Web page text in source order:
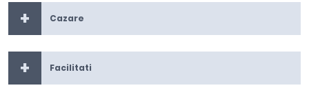
Cazare
Facilitati